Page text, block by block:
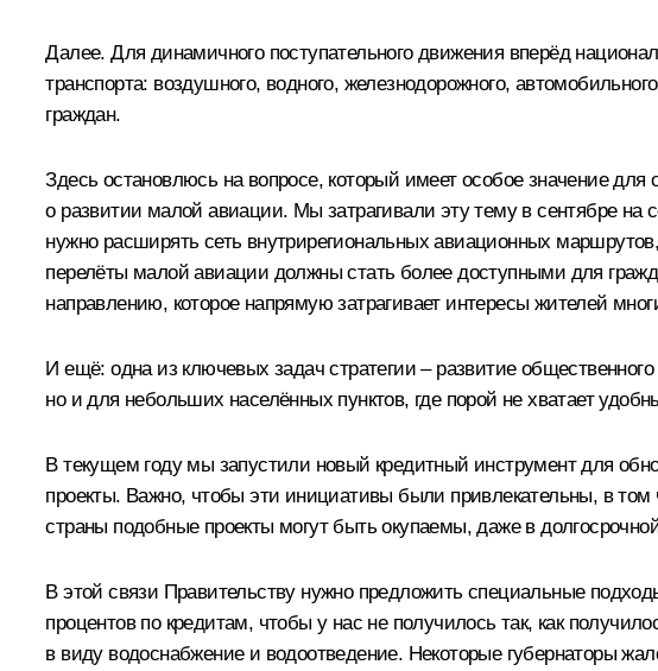
Далее. Для динамичного поступательного движения вперёд
транспорта: воздушного, водного, железнодорожного,
граждан.
Здесь остановлюсь на вопросе, который имеет особое значение
о развитии малой авиации. Мы затрагивали эту тему в сентябре на
нужно расширять сеть внутрирегиональных авиационных
перелёты малой авиации должны стать более доступными для
направлению, которое напрямую затрагивает интересы жителей
И ещё: одна из ключевых задач стратегии – развитие
но и для небольших населённых пунктов, где порой не хватает
В текущем году мы запустили новый кредитный инструмент для
проекты. Важно, чтобы эти инициативы были привлекательны, в том
страны подобные проекты могут быть окупаемы, даже в
В этой связи Правительству нужно предложить специальные
процентов по кредитам, чтобы у нас не получилось так, как
в виду водоснабжение и водоотведение. Некоторые губернаторы